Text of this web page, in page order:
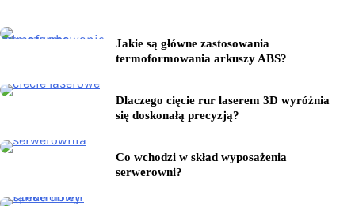
Jakie są główne zastosowania
termoformowania arkuszy ABS?
Dlaczego cięcie rur laserem 3D wyróżnia
się doskonałą precyzją?
Co wchodzi w skład wyposażenia
serwerowni?